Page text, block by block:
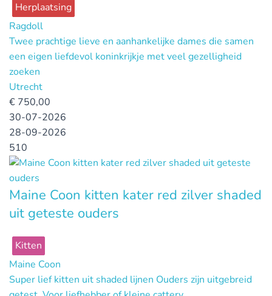
Herplaatsing
Ragdoll
Twee prachtige lieve en aanhankelijke dames die samen
een eigen liefdevol koninkrijkje met veel gezelligheid
zoeken
Utrecht
€ 750,00
30-07-2026
28-09-2026
510
Maine Coon kitten kater red zilver shaded
uit geteste ouders
Kitten
Maine Coon
Super lief kitten uit shaded lijnen Ouders zijn uitgebreid